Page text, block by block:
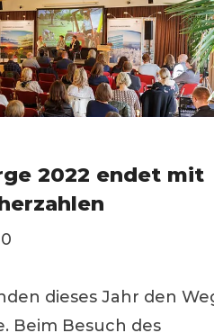
2022 endet mit
dieses Jahr den
Beim Besuch des